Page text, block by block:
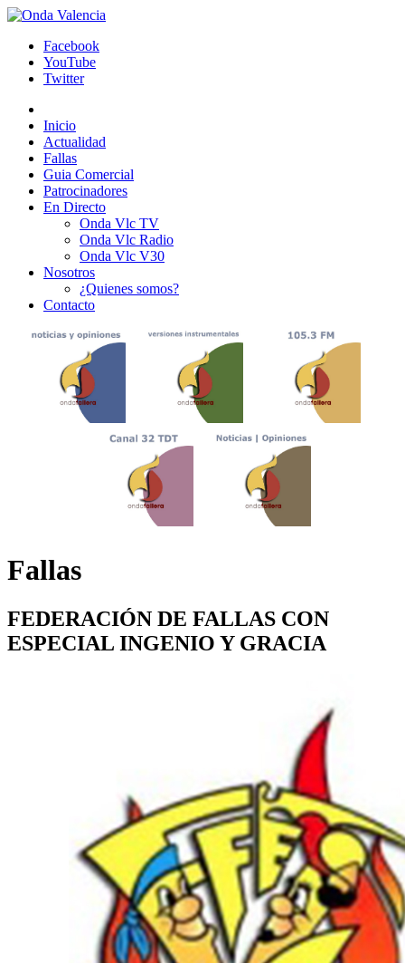
Facebook
YouTube
Twitter
Inicio
Actualidad
Fallas
Guia Comercial
Patrocinadores
En Directo
Onda Vlc TV
Onda Vlc Radio
Onda Vlc V30
Nosotros
¿Quienes somos?
Contacto
Fallas
FEDERACIÓN DE FALLAS CON
ESPECIAL INGENIO Y GRACIA